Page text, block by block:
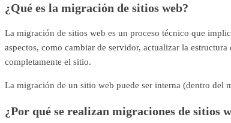
¿Qué es la migración de sitios web?
La migración de sitios web es un proceso técnico que
aspectos, como cambiar de servidor, actualizar la
completamente el sitio.
La migración de un sitio web puede ser interna (dentro del
¿Por qué se realizan migraciones de sitios